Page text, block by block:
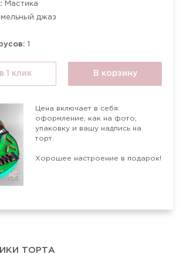
Мастика
джаз
1
1 клик В корзину
Цена включает в себя:
оформление, как на фото,
упаковку и вашу надпись на
торт.
Хорошее настроение в подарок!
ТОРТА